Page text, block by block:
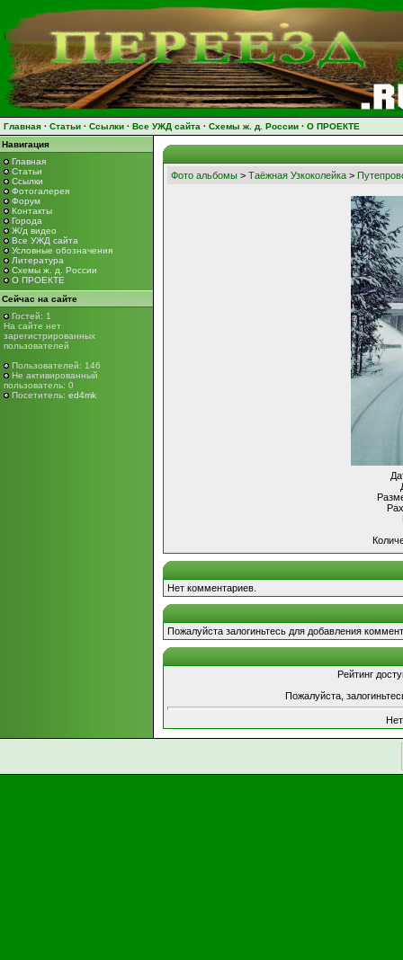
Главная · Статьи · Ссылки · Все УЖД сайта · Схемы ж. д. России · О ПРОЕКТЕ
Навигация
Главная
Статьи
Ссылки
Фотогалерея
Форум
Контакты
Города
Ж/д видео
Все УЖД сайта
Условные обозначения
Литература
Схемы ж. д. России
О ПРОЕКТЕ
Сейчас на сайте
Гостей: 1
На сайте нет
зарегистрированных
пользователей
Пользователей: 146
Не активированный
пользователь: 0
Посетитель: ed4mk
Фото альбомы > Таёжная Узкоколейка >
Нет комментариев.
Пожалуйста залогиньтесь для добавления
Рейтинг
Пожалуйста,